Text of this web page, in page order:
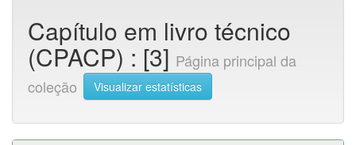
Capítulo em livro técnico
(CPACP) : [3] Página principal da
coleção
Visualizar estatísticas